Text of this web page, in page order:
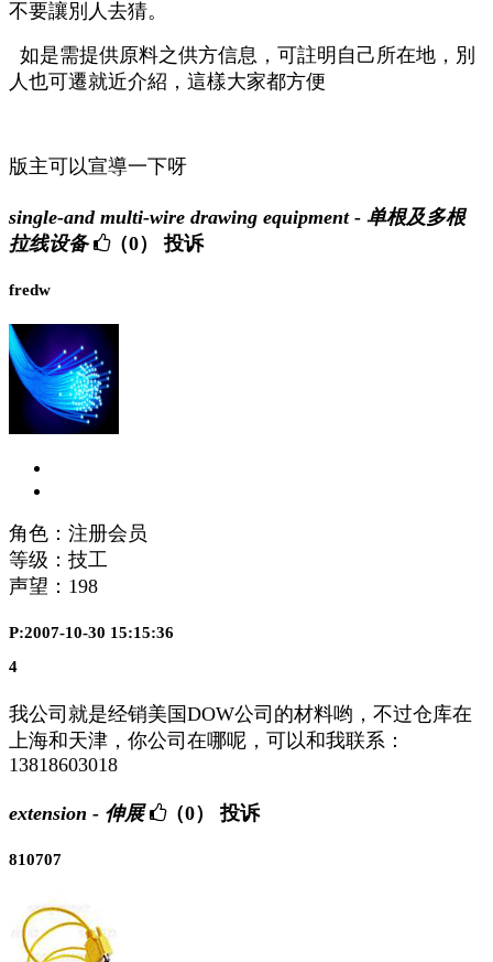
不要讓別人去猜。
如是需提供原料之供方信息，可註明自己所在地，別
人也可遷就近介紹，這樣大家都方便
版主可以宣導一下呀
single-and multi-wire drawing equipment - 单根及多根
拉线设备
（0） 投诉
fredw
角色：注册会员
等级：技工
声望： 198
P:2007-10-30 15:15:36
4
我公司就是经销美国DOW公司的材料哟，不过仓库在
上海和天津，你公司在哪呢，可以和我联系：
13818603018
extension - 伸展 （0） 投诉
810707